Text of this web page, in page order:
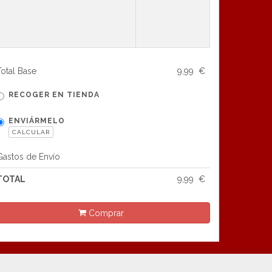
Base 9,99 €
RECOGER EN TIENDA
ENVIÁRMELO
CALCULAR
de Envío
9,99 €
Comprar